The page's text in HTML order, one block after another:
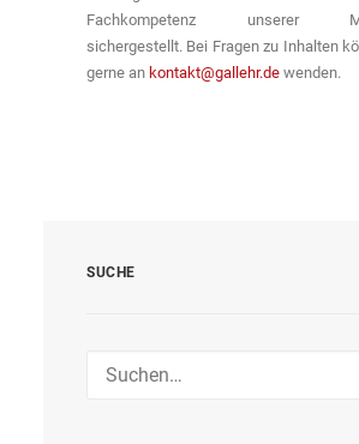
Fachkompetenz unserer
sichergestellt. Bei Fragen zu Inhalten
gerne an kontakt@gallehr.de wenden.
SUCHE